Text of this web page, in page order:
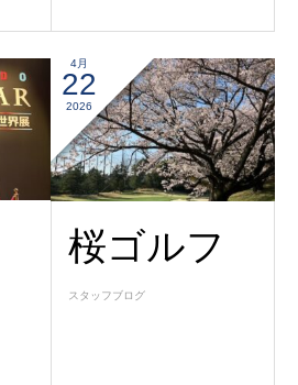
4月
22
2026
桜ゴルフ
スタッフブログ